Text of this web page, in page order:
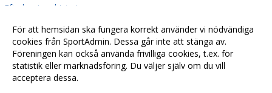
Efterlysning - historia
2022-08-04 15:09
Ridskolestart 2022-08-03 07:31
Ystad Saltsjöbads champions tour! 2022-07-23 18:00
För att hemsidan ska fungera korrekt använder vi nödvändiga
cookies från SportAdmin. Dessa går inte att stänga av.
Föreningen kan också använda frivilliga cookies, t.ex. för
statistik eller marknadsföring. Du väljer själv om du vill
acceptera dessa.